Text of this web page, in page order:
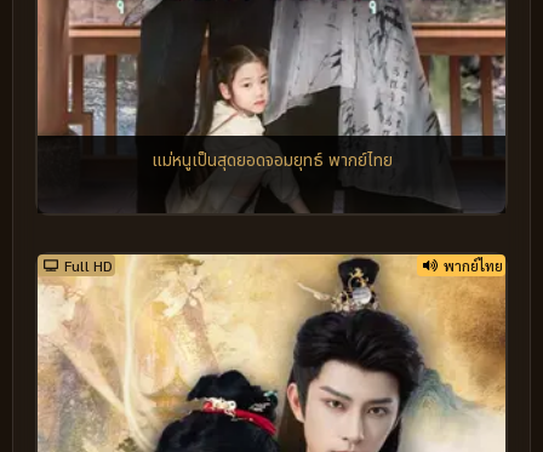
แม่หนูเป็นสุดยอดจอมยุทธ์ พากย์ไทย
Full HD พากย์ไทย